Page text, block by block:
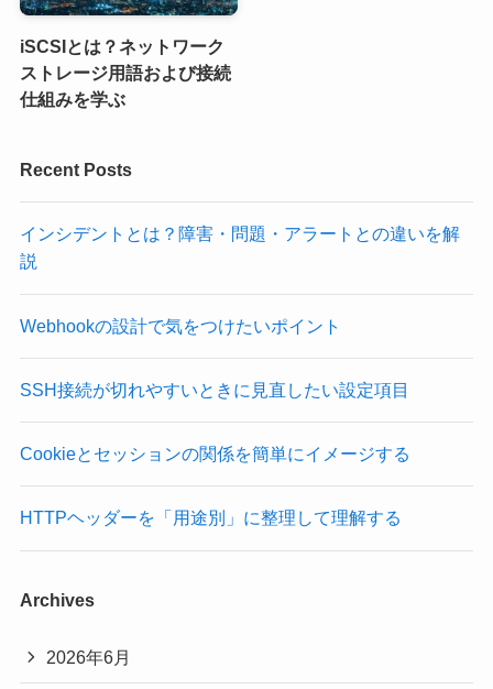
iSCSIとは？ネットワーク
ストレージ用語および接続
仕組みを学ぶ
Recent Posts
インシデントとは？障害・問題・アラートとの違いを解
説
Webhookの設計で気をつけたいポイント
SSH接続が切れやすいときに見直したい設定項目
Cookieとセッションの関係を簡単にイメージする
HTTPヘッダーを「用途別」に整理して理解する
Archives
2026年6月